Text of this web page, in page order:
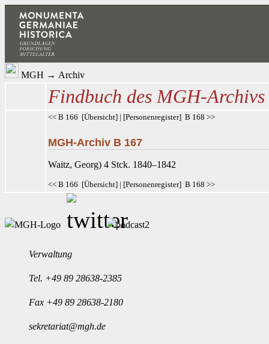
MGH → Archiv
Findbuch des MGH-Archivs
<< B 166 [Übersicht] | [Personenregister] B 168 >>
MGH-Archiv B 167
Waitz, Georg) 4 Stck. 1840–1842
<< B 166 [Übersicht] | [Personenregister] B 168 >>
Verwaltung
Tel. +49 89 28638-2385
Fax +49 89 28638-2180
sekretariat@mgh.de